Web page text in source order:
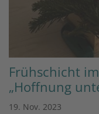
Frühschicht
„Hoffnung
19. Nov. 2023